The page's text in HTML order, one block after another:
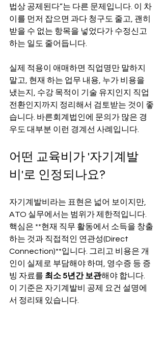
법상 공제된다”는 다른 문제입니다. 이 차
이를 먼저 잡으면 과다 청구도 줄고, 괜히
받을 수 없는 항목을 넣었다가 수정신고
하는 일도 줄어듭니다.
실제 적용이 애매하면 직업명만 말하지
말고, 현재 하는 업무 내용, 누가 비용을
냈는지, 수강 목적이 기술 유지인지 직업
전환인지까지 정리해서 검토받는 것이 좋
습니다. 바른회계법인에 문의가 많은 경
우도 대부분 이런 경계선 사례입니다.
어떤 교육비가 '자기계발
비'로 인정되나요?
자기계발비라는 표현은 넓어 보이지만,
ATO 실무에서는 범위가 제한적입니다.
핵심은 **현재 직무 활동에서 소득을 창출
하는 것과 직접적인 연관성(Direct
Connection)**입니다. 그리고 비용은 개
인이 실제로 부담해야 하며, 영수증 등 증
빙 자료를 최소 5년간 보관해야 합니다.
이 기준은 자기계발비 공제 요건 설명에
서 정리돼 있습니다.